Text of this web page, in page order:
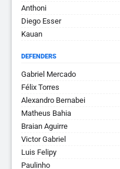
Anthoni
Diego Esser
Kauan
DEFENDERS
Gabriel Mercado
Félix Torres
Alexandro Bernabei
Matheus Bahia
Braian Aguirre
Victor Gabriel
Luis Felipy
Paulinho